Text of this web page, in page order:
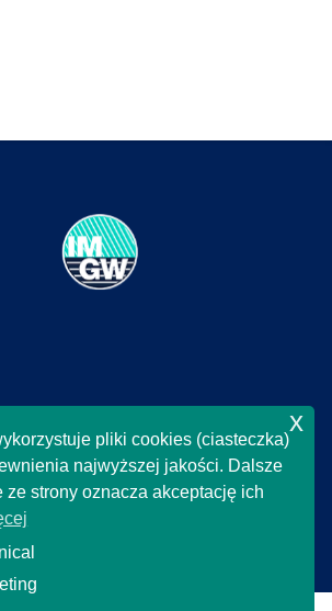
pliki cookies (ciasteczka)
najwyższej jakości. Dalsze
ze strony oznacza akceptację ich
x